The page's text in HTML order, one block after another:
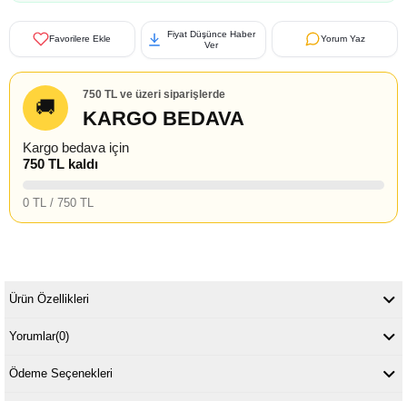
Favorilere Ekle
Fiyat Düşünce Haber
Ver
Yorum Yaz
🚚
750 TL ve üzeri siparişlerde
KARGO BEDAVA
Kargo bedava için
750 TL kaldı
0 TL / 750 TL
Ürün Özellikleri
Yorumlar(0)
Ödeme Seçenekleri